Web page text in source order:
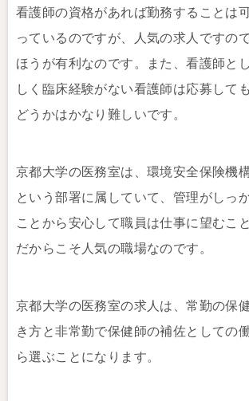
看護師の資格があれば勤務することは
っているのですが、人気の求人ですの
ほうが有利なのです。また、看護師と
しく臨床経験がない看護師は応募して
どうかはかなり難しいです。
京都大学の医務室は、環境安全保険機
という部署に属していて、管理がしっ
ことから安心して職員は仕事に望むこ
だからこそ人気の職場なのです。
京都大学の医務室の求人は、常勤の保
き方と非常勤で保健師の補佐としての
ら選ぶことになります。